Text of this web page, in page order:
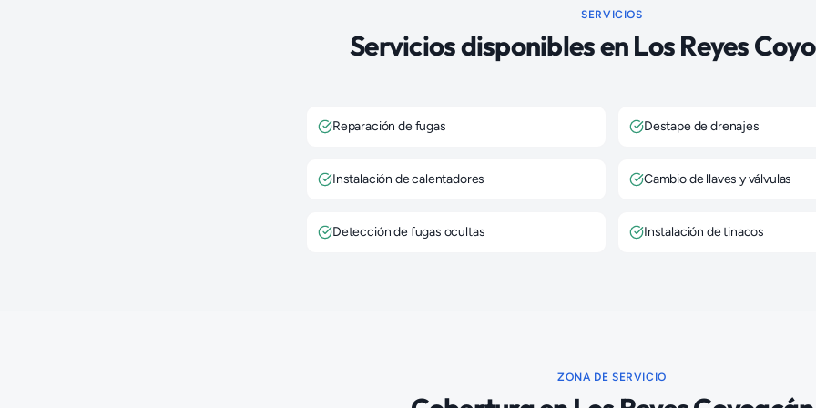
SERVICIOS
Servicios disponibles enLos Reyes
Reparación de fugas Destape de drenajes
Instalación de calentadores Cambio de llaves y válvulas
Detección de fugas ocultas Instalación de tinacos
ZONA DE SERVICIO